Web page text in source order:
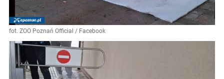
fot. ZOO Poznań Official / Facebook